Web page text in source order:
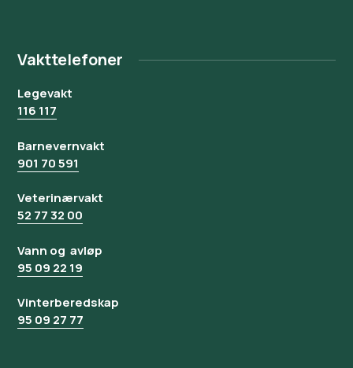
Vakttelefoner
Legevakt
116 117
Barnevernvakt
901 70 591
Veterinærvakt
52 77 32 00
Vann og avløp
95 09 22 19
Vinterberedskap
95 09 27 77